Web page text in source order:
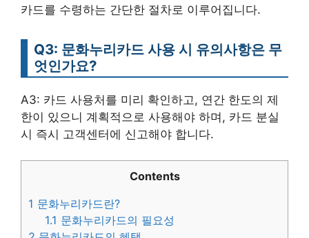
카드를 수령하는 간단한 절차로 이루어집니다.
Q3: 문화누리카드 사용 시 유의사항은 무
엇인가요?
A3: 카드 사용처를 미리 확인하고, 연간 한도의 제
한이 있으니 계획적으로 사용해야 하며, 카드 분실
시 즉시 고객센터에 신고해야 합니다.
Contents
1 문화누리카드란?
1.1 문화누리카드의 필요성